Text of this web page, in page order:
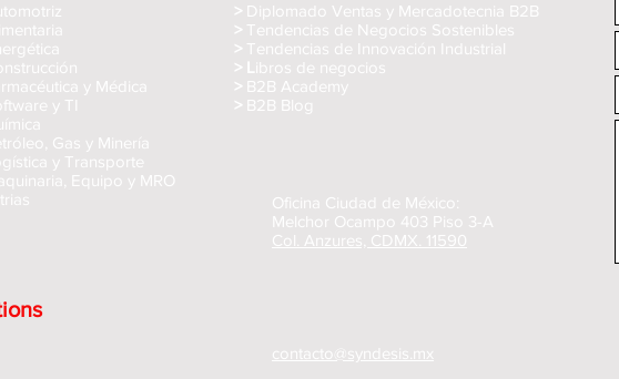
y Médica
y TI
Gas y Minería
y Transporte
Equipo y MRO
> Diplomado Ventas y Mercadotecnia B2B
> Tendencias de Negocios Sostenibles
> Tendencias de Innovación Industrial
> L
ibros de negocios
> B2B Academy
> B2B Blog
Oficina Ciudad de México:
Melchor Ocampo 403 Piso 3-A
Col. Anzures, CDMX. 11590
contacto@syndesis.mx